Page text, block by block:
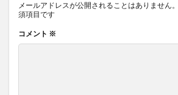
メールアドレスが公開されることはありません。
須項目です
コメント ※